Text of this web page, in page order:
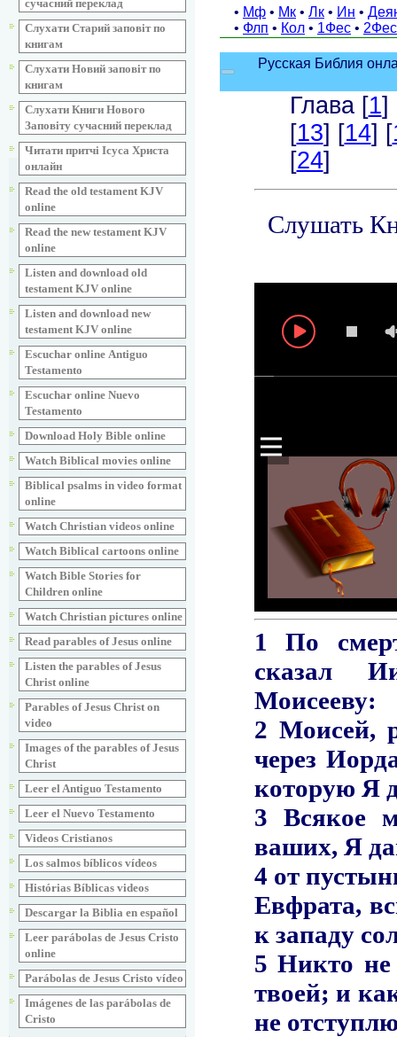
сучасний переклад
Слухати Старий заповіт по
книгам
Слухати Новий заповіт по
книгам
Слухати Книги Нового
Заповіту сучасний переклад
Читати притчі Ісуса Христа
онлайн
Read the old testament KJV
online
Read the new testament KJV
online
Listen and download old
testament KJV online
Listen and download new
testament KJV online
Escuchar online Аntiguo
Testamento
Escuchar online Nuevo
Testamento
Download Holy Bible online
Watch Biblical movies online
Biblical psalms in video format
online
Watch Christian videos online
Watch Biblical cartoons online
Watch Bible Stories for
Children online
Watch Christian pictures online
Read parables of Jesus online
Listen the parables of Jesus
Christ online
Parables of Jesus Christ on
video
Images of the parables of Jesus
Christ
Leer el Antiguo Testamento
Leer el Nuevo Testamento
Videos Cristianos
Los salmos bíblicos vídeos
Histórias Bíblicas videos
Descargar la Biblia en español
Leer parábolas de Jesus Cristo
online
Parábolas de Jesus Cristo vídeo
Imágenes de las parábolas de
Cristo